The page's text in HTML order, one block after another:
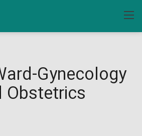
Gynecology
Obstetrics